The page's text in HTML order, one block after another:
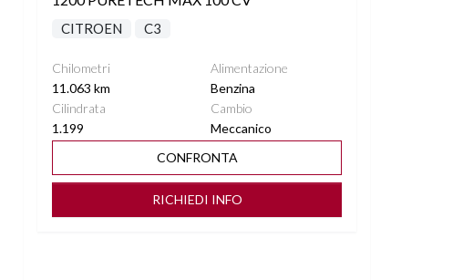
CITROEN C3
Chilometri
11.063 km
Alimentazione
Benzina
Cilindrata
1.199
Cambio
Meccanico
CONFRONTA
RICHIEDI INFO